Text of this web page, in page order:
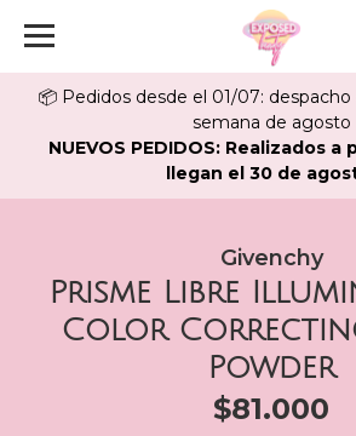
📦 Pedidos desde el 01/07:
semana de agosto
NUEVOS PEDIDOS: Realizados
llegan el 30 de
Givenchy
Prisme Libre
Color
Powder
$81.000